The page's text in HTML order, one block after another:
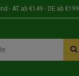
- AT ab €149 - DE ab €199